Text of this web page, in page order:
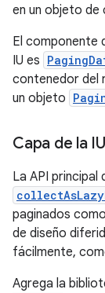
en un objeto de
El componente
IU es
contenedor del
un objeto
Capa de la IU
La API principal
paginados
de diseño
fácilmente,
Agrega la